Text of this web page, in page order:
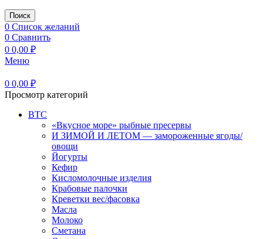
Поиск
0 Список желаний
0 Сравнить
0 0,00 ₽
Меню
0 0,00 ₽
Просмотр категорий
BTC
«Вкусное море» рыбные пресервы
И ЗИМОЙ И ЛЕТОМ — замороженные ягоды/
овощи
Йогурты
Кефир
Кисломолочные изделия
Крабовые палочки
Креветки вес/фасовка
Масла
Молоко
Сметана